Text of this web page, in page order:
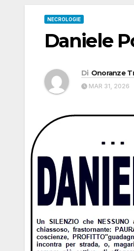
NECROLOGIE
Daniele
Di Onoranze
MAR 31, 2026